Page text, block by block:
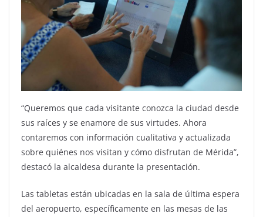
“Queremos que cada visitante conozca la ciudad desde
sus raíces y se enamore de sus virtudes. Ahora
contaremos con información cualitativa y actualizada
sobre quiénes nos visitan y cómo disfrutan de Mérida”,
destacó la alcaldesa durante la presentación.
Las tabletas están ubicadas en la sala de última espera
del aeropuerto, específicamente en las mesas de las